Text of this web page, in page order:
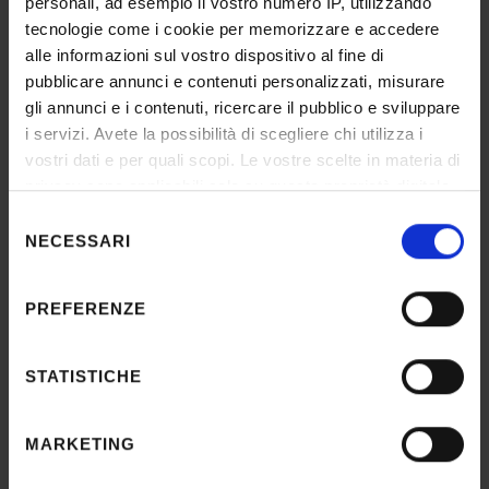
tecnologie come i cookie per memorizzare e accedere
alle informazioni sul vostro dispositivo al fine di
pubblicare annunci e contenuti personalizzati, misurare
gli annunci e i contenuti, ricercare il pubblico e sviluppare
i servizi. Avete la possibilità di scegliere chi utilizza i
vostri dati e per quali scopi. Le vostre scelte in materia di
privacy sono applicabili solo su questa proprietà digitale
modificare o revocare il proprio consenso in qualsiasi
momento dalla Dichiarazione sui cookie o facendo clic
raccogliere informazioni sulla tua posizione
geografica, con un'approssimazione di qualche
Identificare il tuo dispositivo, scansionandolo
delNECESSARI
PREFERENZE
STATISTICHE
MARKETING
3 Servizi
21 Documenti
21 FAQs
RESPONSABILE
PERSONALE
Irma Ferron